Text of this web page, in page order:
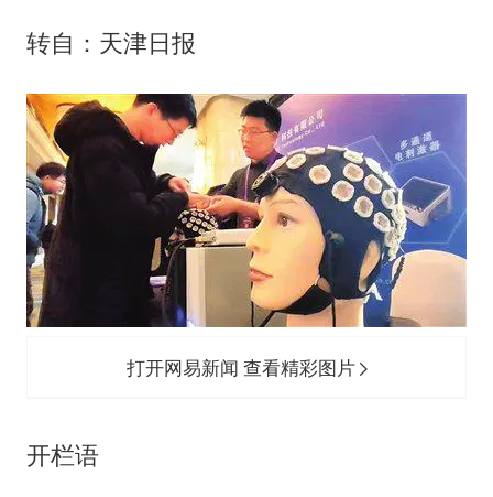
“事业单位招聘不是人情买卖”
涨价1元的冰红茶 两年少赚了15亿
小伙靠AI减肥 45天瘦40斤进了ICU
李亚鹏向地铁吐血女孩捐99999元
转自：天津日报
打开网易新闻 查看精彩图片
开栏语